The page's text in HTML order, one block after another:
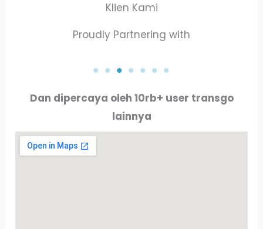
Klien Kami
Proudly Partnering with
Dan dipercaya oleh 10rb+ user transgo
lainnya